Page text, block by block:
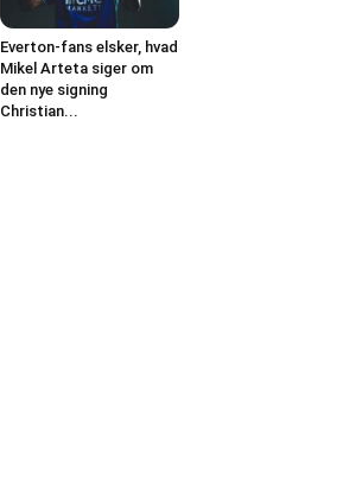
Everton-fans elsker, hvad
Mikel Arteta siger om
den nye signing
Christian...